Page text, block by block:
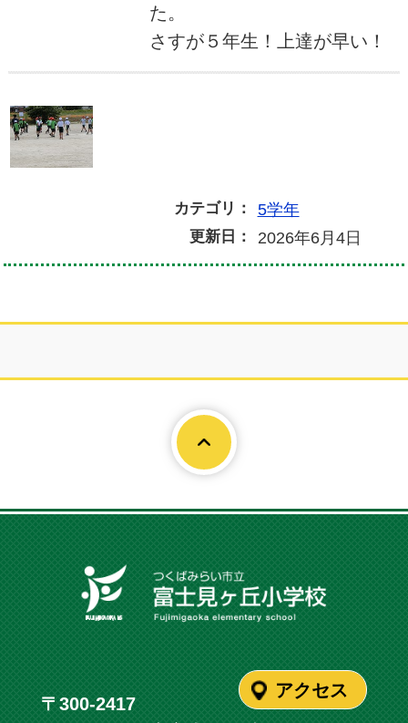
た。
さすが５年生！上達が早い！
カテゴリ： 5学年
更新日： 2026年6月4日
〒300-2417
アクセス